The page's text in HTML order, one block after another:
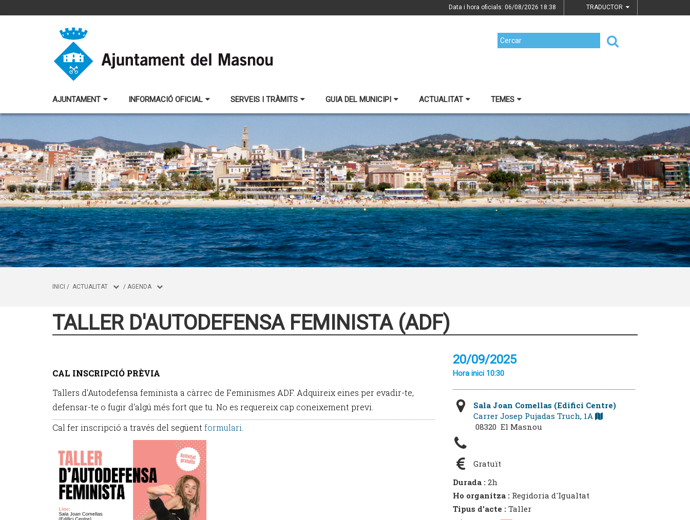
Data i hora oficials: 06/08/2026 18:38 TRADUCTOR
AJUNTAMENT INFORMACIÓ OFICIAL SERVEIS I TRÀMITS GUIA DEL MUNICIPI ACTUALITAT TEMES
INICI / ACTUALITAT / AGENDA
TALLER D'AUTODEFENSA FEMINISTA (ADF)
CAL INSCRIPCIÓ PRÈVIA
Tallers d'Autodefensa feminista a càrrec de Feminismes ADF. Adquireix eines per evadir-te,
defensar-te o fugir d'algú més fort que tu. No es requereix cap coneixement previ.
Cal fer inscripció a través del següent formulari
20/09/2025
Hora inici 10:30
Sala Joan Comellas (Edifici Centre)
Carrer Josep Pujadas Truch, 1A
08320 El Masnou
Gratuït
Durada : 2h
Ho organitza : Regidoria d'Igualtat
Tipus d'acte : Taller